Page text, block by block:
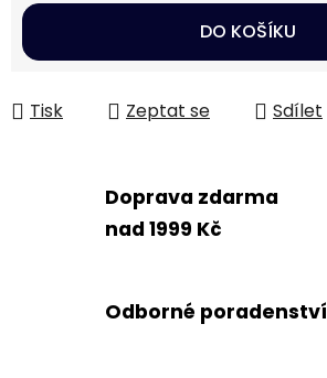
Měrná cena:
DO KOŠÍKU
Tisk Zeptat se Sdílet
Doprava zdarma
nad 1999 Kč
Odborné poradenství